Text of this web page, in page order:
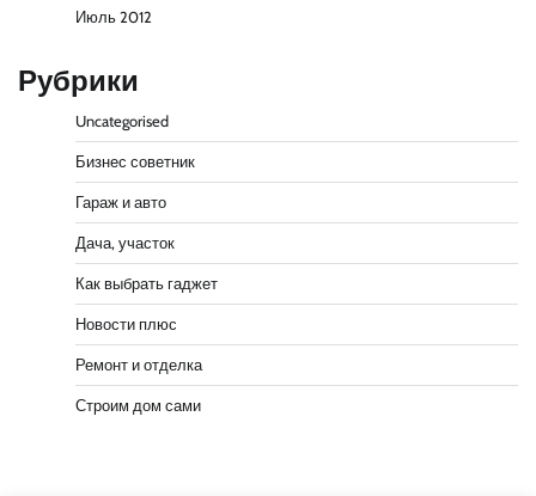
Июль 2012
Рубрики
Uncategorised
Бизнес советник
Гараж и авто
Дача, участок
Как выбрать гаджет
Новости плюс
Ремонт и отделка
Строим дом сами